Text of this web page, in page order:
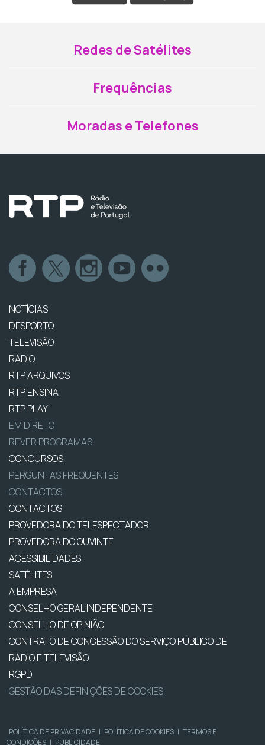
Redes de Satélites
Frequências
Moradas e Telefones
NOTÍCIAS
DESPORTO
TELEVISÃO
RÁDIO
RTP ARQUIVOS
RTP ENSINA
RTP PLAY
EM DIRETO
REVER PROGRAMAS
CONCURSOS
PERGUNTAS FREQUENTES
CONTACTOS
CONTACTOS
PROVEDORA DO TELESPECTADOR
PROVEDORA DO OUVINTE
ACESSIBILIDADES
SATÉLITES
A EMPRESA
CONSELHO GERAL INDEPENDENTE
CONSELHO DE OPINIÃO
CONTRATO DE CONCESSÃO DO SERVIÇO PÚBLICO DE
RÁDIO E TELEVISÃO
RGPD
GESTÃO DAS DEFINIÇÕES DE COOKIES
POLÍTICA DE PRIVACIDADE | POLÍTICA DE COOKIES | TERMOS E
CONDIÇÕES | PUBLICIDADE